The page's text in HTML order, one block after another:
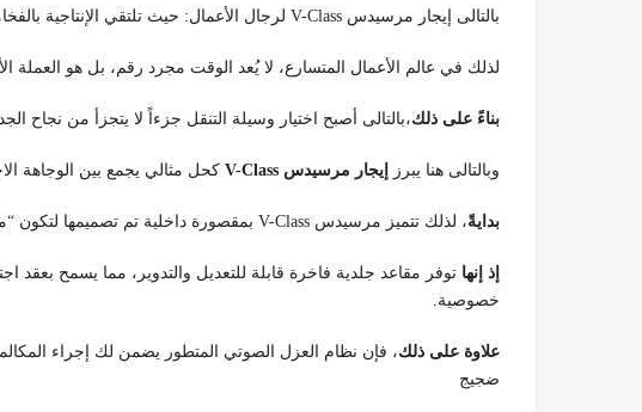
بالتالى إيجار مرسيدس V-Class لرجال الأعمال: حيث تلتقي الإنتاجية بالفخامة المطلقة,حجز مرسيدس فيانو
لذلك في عالم الأعمال المتسارع، لا يُعد الوقت مجرد رقم، بل هو العملة
بناءً على ذلك،بالتالى أصبح اختيار وسيلة التنقل جزءاً لا يتجزأ من نجاح
وبالتالى هنا يبرز إيجار مرسيدس V-Class كحل مثالي يجمع بين الوجاهة
بدايةً، لذلك تتميز مرسيدس V-Class بمقصورة داخلية تم تصميمها لتكون “مكتباً طائراً” على الطريق.
إذ إنها توفر مقاعد جلدية فاخرة قابلة للتعديل والتدوير، مما يسمح بعقد
خصوصية.
علاوة على ذلك، فإن نظام العزل الصوتي المتطور يضمن لك إجراء
ضجيج